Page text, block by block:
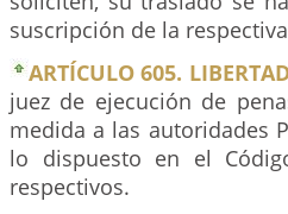
suscripción de la
ARTÍCULO 605.
juez de ejecución de
medida a las autoridades
lo dispuesto en el
respectivos.